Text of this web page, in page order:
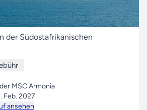
der Südostafrikanischen
MSC Armonia
Feb. 2027
ansehen